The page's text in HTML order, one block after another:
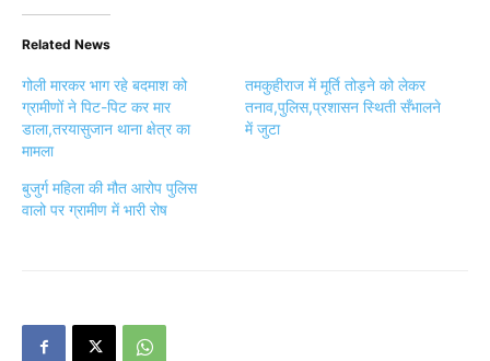
Related News
गोली मारकर भाग रहे बदमाश को
ग्रामीणों ने पिट-पिट कर मार
डाला,तरयासुजान थाना क्षेत्र का
मामला
तमकुहीराज में मूर्ति तोड़ने को लेकर
तनाव,पुलिस,प्रशासन स्थिती सँभालने
में जुटा
बुजुर्ग महिला की मौत आरोप पुलिस
वालो पर ग्रामीण में भारी रोष